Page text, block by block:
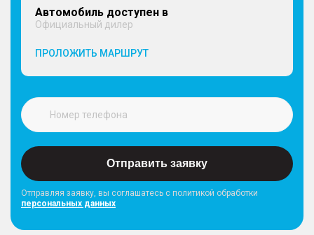
Автомобиль доступен в
Официальный дилер
ПРОЛОЖИТЬ МАРШРУТ
Отправить заявку
Отправляя заявку, вы соглашатесь с политикой обработки
персональных данных